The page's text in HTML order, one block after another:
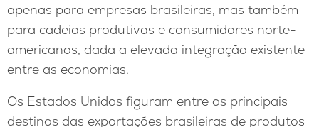
apenas para empresas brasileiras, mas também
para cadeias produtivas e consumidores norte-
americanos, dada a elevada integração existente
entre as economias.
Os Estados Unidos figuram entre os principais
destinos das exportações brasileiras de produtos